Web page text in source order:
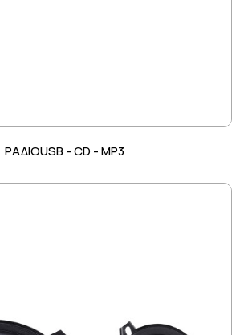
ΡΑΔΙΟUSB - CD - MP3